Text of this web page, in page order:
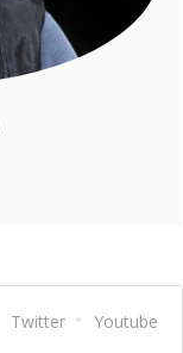
Twitter Youtube